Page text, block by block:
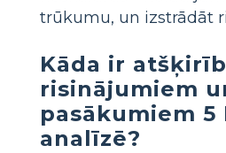
trūkumu, un izstrādāt
Kāda ir
risinājumiem
pasākumiem 5
analīzē?